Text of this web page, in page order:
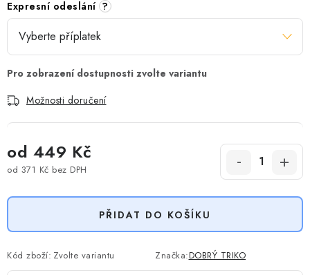
Expresní odeslání ?
Možnosti doručení
od 449 Kč
od 371 Kč bez DPH
PŘIDAT DO KOŠÍKU
Kód zboží: Zvolte variantu Značka:DOBRÝ TRIKO